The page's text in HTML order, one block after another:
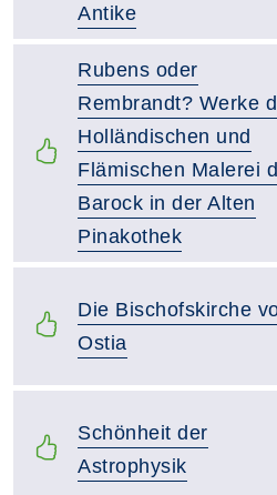
Antike
Rubens oder
Rembrandt? Werke
Holländischen und
Flämischen Malerei
Barock in der Alten
Pinakothek
Die Bischofskirche
Ostia
Schönheit der
Astrophysik